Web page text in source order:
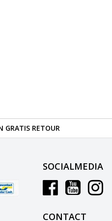
GRATIS RETOUR
SOCIALMEDIA
CONTACT